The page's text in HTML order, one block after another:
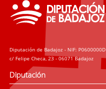
Diputación de Badajoz - NIF: P0600000D
c/ Felipe Checa, 23 - 06071 Badajoz
Diputación